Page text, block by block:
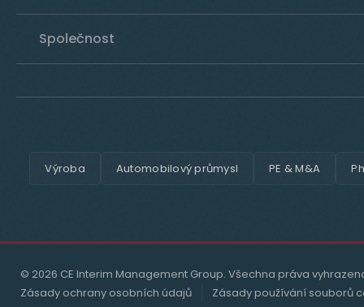
Společnost
Výroba Automobilový průmysl PE & M&A
© 2026 CE Interim Management Group. Všechna práva
Zásady ochrany osobních údajů
Zásady používání souborů